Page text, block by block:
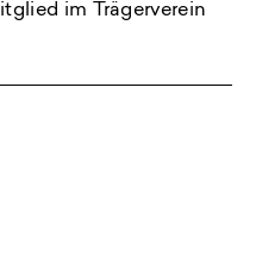
im Trägerverein